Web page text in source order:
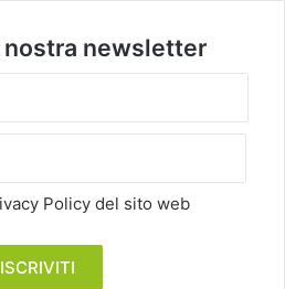
newsletter
Policy del sito web